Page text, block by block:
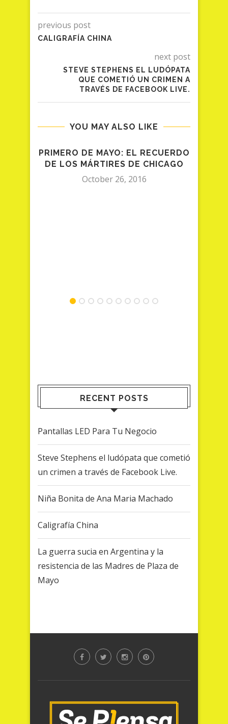
previous post
CALIGRAFÍA CHINA
next post
STEVE STEPHENS EL LUDÓPATA
QUE COMETIÓ UN CRIMEN A
TRAVÉS DE FACEBOOK LIVE.
YOU MAY ALSO LIKE
PRIMERO DE MAYO: EL RECUERDO
DE LOS MÁRTIRES DE CHICAGO
October 26, 2016
RECENT POSTS
Pantallas LED Para Tu Negocio
Steve Stephens el ludópata que cometió
un crimen a través de Facebook Live.
Niña Bonita de Ana Maria Machado
Caligrafía China
La guerra sucia en Argentina y la
resistencia de las Madres de Plaza de
Mayo